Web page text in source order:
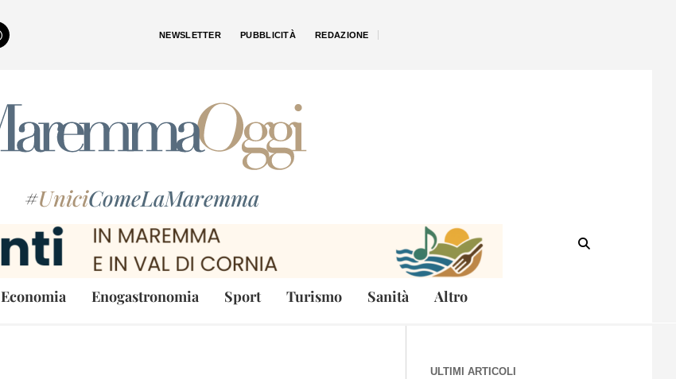
NEWSLETTER PUBBLICITÀ REDAZIONE
#UniciComeLaMaremma
Economia Enogastronomia Sport Turismo Sanità Altro
ULTIMI ARTICOLI